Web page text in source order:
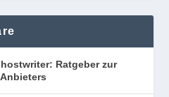
Ratgeber zur